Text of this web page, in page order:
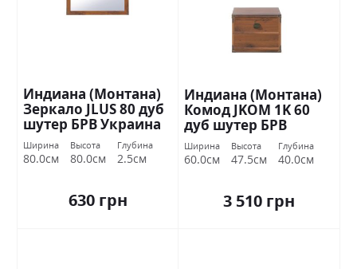
Индиана (Монтана)
Зеркало JLUS 80 дуб
шутер БРВ Украина
Ширина
80.0см
Высота
80.0см
Глубина
2.5см
630 грн
Индиана (Монтана)
Комод JKOM 1K 60
дуб шутер БРВ
Украина
Ширина
60.0см
Высота
47.5см
Глубина
40.0см
3 510 грн